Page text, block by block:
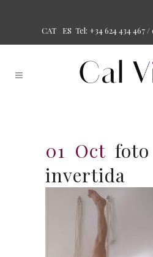
CAT ES Tel: +34 624 434 467 /
01 Oct
invertida